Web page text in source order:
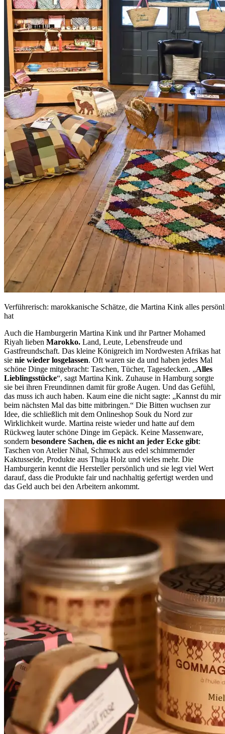
Verführerisch: marokkanische Schätze, die Martina Kink alles
hat
Auch die Hamburgerin Martina Kink und ihr Partner Mohamed
Riyah lieben Marokko. Land, Leute, Lebensfreude und
Gastfreundschaft. Das kleine Königreich im Nordwesten Afrikas hat
sie nie wieder losgelassen. Oft waren sie da und haben jedes Mal
schöne Dinge mitgebracht: Taschen, Tücher, Tagesdecken. „Alles
Lieblingsstücke“, sagt Martina Kink. Zuhause in Hamburg sorgte
sie bei ihren Freundinnen damit für große Augen. Und das Gefühl,
das muss ich auch haben. Kaum eine die nicht sagte: „Kannst du mir
beim nächsten Mal das bitte mitbringen.“ Die Bitten wuchsen zur
Idee, die schließlich mit dem Onlineshop Souk du Nord zur
Wirklichkeit wurde. Martina reiste wieder und hatte auf dem
Rückweg lauter schöne Dinge im Gepäck. Keine Massenware,
sondern besondere Sachen, die es nicht an jeder Ecke gibt:
Taschen von Atelier Nihal, Schmuck aus edel schimmernder
Kaktusseide, Produkte aus Thuja Holz und vieles mehr. Die
Hamburgerin kennt die Hersteller persönlich und sie legt viel Wert
darauf, dass die Produkte fair und nachhaltig gefertigt werden und
das Geld auch bei den Arbeitern ankommt.